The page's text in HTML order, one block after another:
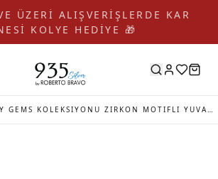
ÜZERİ ALIŞVERİŞLERDE KAR
KOLYE HEDİYE 🎁
LUCKY GEMS KOLEKSIYONU ZIRKON MOTIFLI YUVARLAK DOĞAL TAŞLI GÜMÜŞ KÜPE